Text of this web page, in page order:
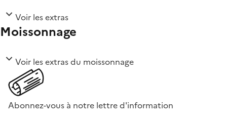
Voir les extras
Moissonnage
Voir les extras du moissonnage
Abonnez-vous à notre lettre d'information